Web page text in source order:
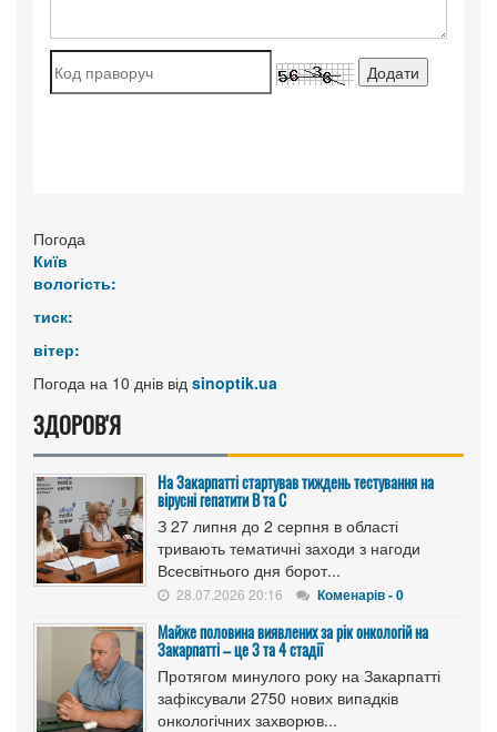
Погода
Київ
вологість:
тиск:
вітер:
Погода на 10 днів від sinoptik.ua
ЗДОРОВ'Я
На Закарпатті стартував тиждень тестування на
вірусні гепатити B та C
З 27 липня до 2 серпня в області
тривають тематичні заходи з нагоди
Всесвітнього дня борот...
28.07.2026 20:16 Коменарів - 0
Майже половина виявлених за рік онкологій на
Закарпатті – це 3 та 4 стадії
Протягом минулого року на Закарпатті
зафіксували 2750 нових випадків
онкологічних захворюв...